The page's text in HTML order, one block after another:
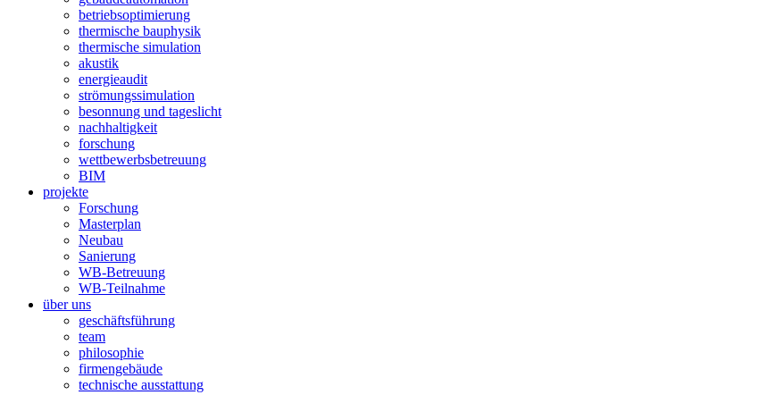
betriebsoptimierung
thermische bauphysik
thermische simulation
akustik
energieaudit
strömungssimulation
besonnung und tageslicht
nachhaltigkeit
forschung
wettbewerbsbetreuung
BIM
projekte
Forschung
Masterplan
Neubau
Sanierung
WB-Betreuung
WB-Teilnahme
über uns
geschäftsführung
team
philosophie
firmengebäude
technische ausstattung